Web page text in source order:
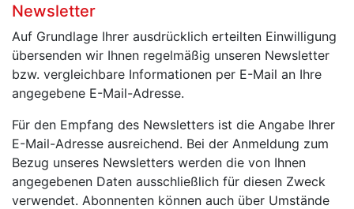
Newsletter
Auf Grundlage Ihrer ausdrücklich erteilten Einwilligung
übersenden wir Ihnen regelmäßig unseren Newsletter
bzw. vergleichbare Informationen per E-Mail an Ihre
angegebene E-Mail-Adresse.
Für den Empfang des Newsletters ist die Angabe Ihrer
E-Mail-Adresse ausreichend. Bei der Anmeldung zum
Bezug unseres Newsletters werden die von Ihnen
angegebenen Daten ausschließlich für diesen Zweck
verwendet. Abonnenten können auch über Umstände